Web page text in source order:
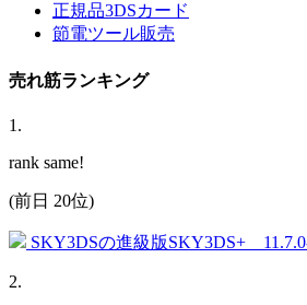
正規品3DSカード
節電ツール販売
売れ筋ランキング
1 .
rank same!
(前日 20位)
SKY3DSの進級版SKY3DS+
2.